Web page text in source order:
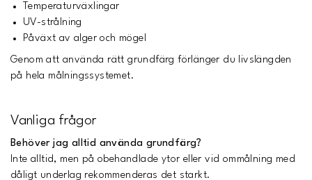
Temperaturväxlingar
UV-strålning
Påväxt av alger och mögel
Genom att använda rätt grundfärg förlänger du livslängden
på hela målningssystemet.
Vanliga frågor
Behöver jag alltid använda grundfärg?
Inte alltid, men på obehandlade ytor eller vid ommålning med
dåligt underlag rekommenderas det starkt.